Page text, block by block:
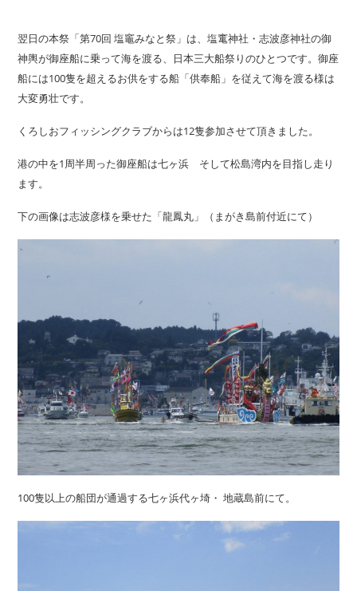
翌日の本祭「第70回 塩竈みなと祭」は、塩竃神社・志波彦神社の御
神輿が御座船に乗って海を渡る、日本三大船祭りのひとつです。御座
船には100隻を超えるお供をする船「供奉船」を従えて海を渡る様は
大変勇壮です。
くろしおフィッシングクラブからは12隻参加させて頂きました。
港の中を1周半周った御座船は七ヶ浜 そして松島湾内を目指し走り
ます。
下の画像は志波彦様を乗せた「龍鳳丸」（まがき島前付近にて）
100隻以上の船団が通過する七ヶ浜代ヶ埼・ 地蔵島前にて。